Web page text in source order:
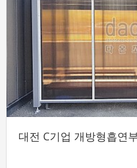
대전 C기업 개방형흡연